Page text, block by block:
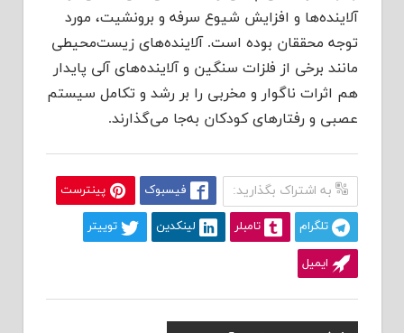
آلاینده‌ها و افزایش شیوع سرفه و برونشیت، مورد
توجه محققان بوده است. آلاینده‌های زیست‌محیطی
مانند برخی از فلزات سنگین و آلاینده‌های آلی پایدار
هم اثرات ناگوار و مخربی را بر رشد و تکامل سیستم
عصبی و رفتارهای کودکان به‌جا می‌گذارند.
به اشتراک بگذارید: فیسبوک پینترست
تلگرام تامبلر لینکدین توییتر
ایمیل